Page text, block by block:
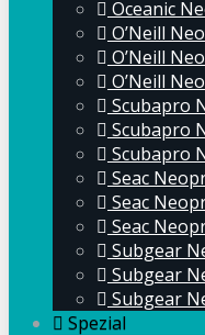
Oceanic
O’Neill
O’Neill
O’Neill
Scubapro
Scubapro
Scubapro
Seac
Seac
Seac
Subgear
Subgear
Subgear
Spezial